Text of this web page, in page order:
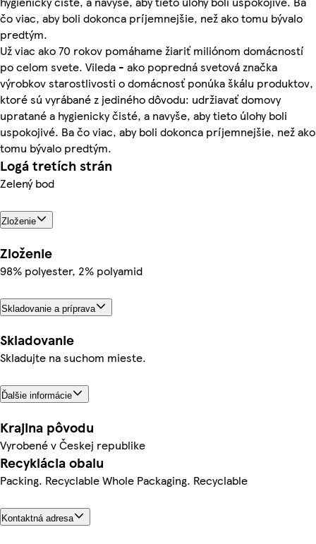
čo viac, aby boli dokonca príjemnejšie, než ako tomu bývalo
predtým.
Už viac ako 70 rokov pomáhame žiariť miliónom domácností
po celom svete. Vileda - ako popredná svetová značka
výrobkov starostlivosti o domácnosť ponúka škálu produktov,
ktoré sú vyrábané z jediného dôvodu: udržiavať domovy
upratané a hygienicky čisté, a navyše, aby tieto úlohy boli
uspokojivé. Ba čo viac, aby boli dokonca príjemnejšie, než ako
tomu bývalo predtým.
Logá tretích strán
Zelený bod
Zloženie
Zloženie
98% polyester, 2% polyamid
Skladovanie a príprava
Skladovanie
Skladujte na suchom mieste.
Ďalšie informácie
Krajina pôvodu
Vyrobené v Českej republike
Recyklácia obalu
Packing. Recyclable Whole Packaging. Recyclable
Kontaktná adresa